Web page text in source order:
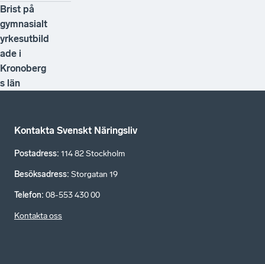
Brist på
gymnasialt
yrkesutbild
ade i
Kronoberg
s län
Kontakta Svenskt Näringsliv
Postadress: 114 82 Stockholm
Besöksadress: Storgatan 19
Telefon: 08-553 430 00
Kontakta oss